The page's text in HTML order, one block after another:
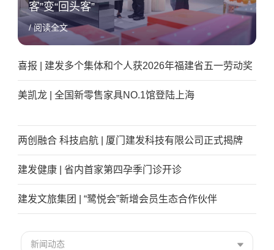
客”变“回头客”
/ 阅读全文
喜报 | 建发多个集体和个人获2026年福建省五一劳动奖
美凯龙 | 全国新零售家具NO.1馆登陆上海
两创融合 科技启航 | 厦门建发科技有限公司正式揭牌
建发健康 | 省内首家第四孕季门诊开诊
建发文旅集团 | “鹭悦会”新增会员生态合作伙伴
新闻动态